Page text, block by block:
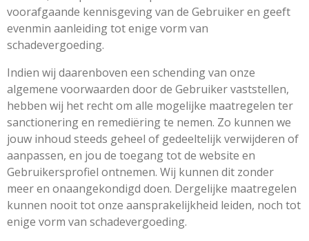
voorafgaande kennisgeving van de Gebruiker en geeft
evenmin aanleiding tot enige vorm van
schadevergoeding.
Indien wij daarenboven een schending van onze
algemene voorwaarden door de Gebruiker vaststellen,
hebben wij het recht om alle mogelijke maatregelen ter
sanctionering en remediëring te nemen. Zo kunnen we
jouw inhoud steeds geheel of gedeeltelijk verwijderen of
aanpassen, en jou de toegang tot de website en
Gebruikersprofiel ontnemen. Wij kunnen dit zonder
meer en onaangekondigd doen. Dergelijke maatregelen
kunnen nooit tot onze aansprakelijkheid leiden, noch tot
enige vorm van schadevergoeding.